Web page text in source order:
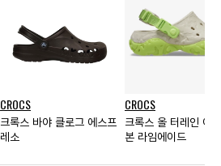
CROCS
크록스 바야 클로그 에스프
레소
CROCS
크록스 올 터레인 아
본 라임에이드